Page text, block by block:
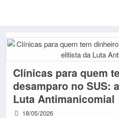
Clínicas para quem
desamparo no SUS:
Luta Antimanicomial
18/05/2026